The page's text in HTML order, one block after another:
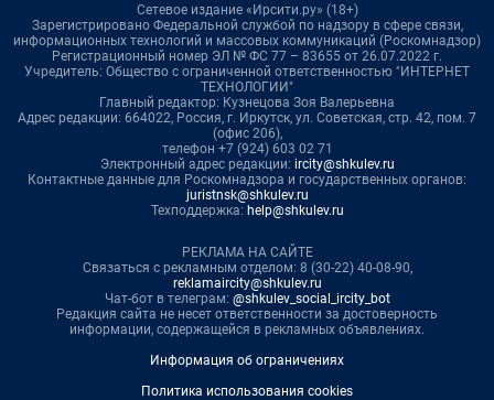
Сетевое издание «Ирсити.ру» (18+)
Зарегистрировано Федеральной службой по надзору в сфере связи,
информационных технологий и массовых коммуникаций (Роскомнадзор)
Регистрационный номер ЭЛ № ФС 77 – 83655 от 26.07.2022 г.
Учредитель: Общество с ограниченной ответственностью "ИНТЕРНЕТ
ТЕХНОЛОГИИ"
Главный редактор: Кузнецова Зоя Валерьевна
Адрес редакции: 664022, Россия, г. Иркутск, ул. Советская, стр. 42, пом. 7
(офис 206),
телефон +7 (924) 603 02 71
Электронный адрес редакции: ircity@shkulev.ru
Контактные данные для Роскомнадзора и государственных органов:
juristnsk@shkulev.ru
Техподдержка: help@shkulev.ru
РЕКЛАМА НА САЙТЕ
Связаться с рекламным отделом: 8 (30-22) 40-08-90,
reklamaircity@shkulev.ru
Чат-бот в телеграм: @shkulev_social_ircity_bot
Редакция сайта не несет ответственности за достоверность
информации, содержащейся в рекламных объявлениях.
Информация об ограничениях
Политика использования cookies